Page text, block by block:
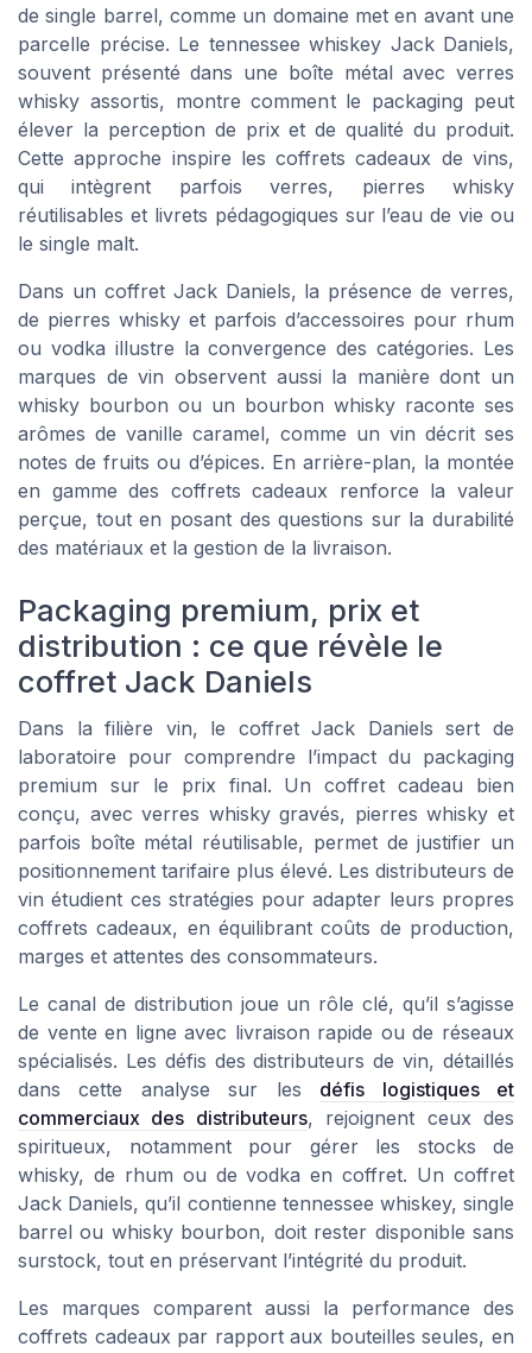
de single barrel, comme un domaine met en avant une
parcelle précise. Le tennessee whiskey Jack Daniels,
souvent présenté dans une boîte métal avec verres
whisky assortis, montre comment le packaging peut
élever la perception de prix et de qualité du produit.
Cette approche inspire les coffrets cadeaux de vins,
qui intègrent parfois verres, pierres whisky
réutilisables et livrets pédagogiques sur l’eau de vie ou
le single malt.
Dans un coffret Jack Daniels, la présence de verres,
de pierres whisky et parfois d’accessoires pour rhum
ou vodka illustre la convergence des catégories. Les
marques de vin observent aussi la manière dont un
whisky bourbon ou un bourbon whisky raconte ses
arômes de vanille caramel, comme un vin décrit ses
notes de fruits ou d’épices. En arrière-plan, la montée
en gamme des coffrets cadeaux renforce la valeur
perçue, tout en posant des questions sur la durabilité
des matériaux et la gestion de la livraison.
Packaging premium, prix et
distribution : ce que révèle le
coffret Jack Daniels
Dans la filière vin, le coffret Jack Daniels sert de
laboratoire pour comprendre l’impact du packaging
premium sur le prix final. Un coffret cadeau bien
conçu, avec verres whisky gravés, pierres whisky et
parfois boîte métal réutilisable, permet de justifier un
positionnement tarifaire plus élevé. Les distributeurs de
vin étudient ces stratégies pour adapter leurs propres
coffrets cadeaux, en équilibrant coûts de production,
marges et attentes des consommateurs.
Le canal de distribution joue un rôle clé, qu’il s’agisse
de vente en ligne avec livraison rapide ou de réseaux
spécialisés. Les défis des distributeurs de vin, détaillés
dans cette analyse sur les défis logistiques et
commerciaux des distributeurs, rejoignent ceux des
spiritueux, notamment pour gérer les stocks de
whisky, de rhum ou de vodka en coffret. Un coffret
Jack Daniels, qu’il contienne tennessee whiskey, single
barrel ou whisky bourbon, doit rester disponible sans
surstock, tout en préservant l’intégrité du produit.
Les marques comparent aussi la performance des
coffrets cadeaux par rapport aux bouteilles seules, en